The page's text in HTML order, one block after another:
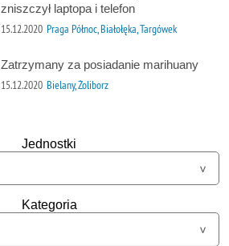
zniszczył laptopa i telefon
15.12.2020 Praga Północ, Białołęka, Targówek
Zatrzymany za posiadanie marihuany
15.12.2020 Bielany, Żoliborz
Jednostki
Kategoria